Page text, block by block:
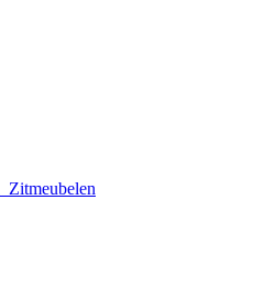
Zitmeubelen